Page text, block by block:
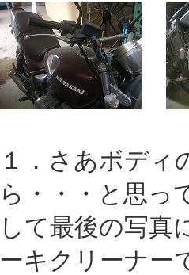
１．さあボディ
ら・・・と思っ
して最後の写真
ーキクリーナー